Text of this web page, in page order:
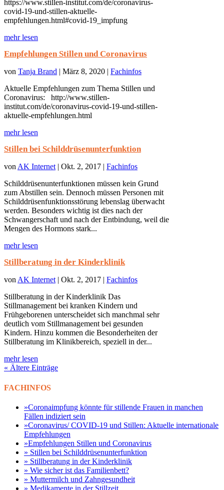
https://www.stillen-institut.com/de/coronavirus-
covid-19-und-stillen-aktuelle-
empfehlungen.html#covid-19_impfung
mehr lesen
Empfehlungen Stillen und Coronavirus
von Tanja Brand | März 8, 2020 | Fachinfos
Aktuelle Empfehlungen zum Thema Stillen und
Coronavirus: http://www.stillen-
institut.com/de/coronavirus-covid-19-und-stillen-
aktuelle-empfehlungen.html
mehr lesen
Stillen bei Schilddrüsenunterfunktion
von AK Internet | Okt. 2, 2017 | Fachinfos
Schilddrüsenunterfunktionen müssen kein Grund
zum Abstillen sein. Dennoch müssen Personen mit
Schilddrüsenfunktionsstörung lebenslag überwacht
werden. Besonders wichtig ist dies nach der
Schwangerschaft und nach der Entbindung, weil die
Mengen des Hormons stark...
mehr lesen
Stillberatung in der Kinderklinik
vonAK Internet| Okt. 2, 2017 | Fachinfos
Stillberatung in der Kinderklinik Das
Stillmanagement bei kranken Kindern und
Frühgeborenen unterscheidet sich manchmal sehr
deutlich vom Stillmanagement bei gesunden
Kindern. Hinzu kommen die Besonderheiten der
Stillberatung im Klinikbereich, speziell in der...
mehr lesen
« Ältere Einträge
FACHINFOS
»Coronaimpfung könnte für stillende Frauen in manchen
Fällen indiziert sein
»Coronavirus/ COVID-19 und Stillen: Aktuelle internationale
Empfehlungen
»Empfehlungen Stillen und Coronavirus
» Stillen bei Schilddrüsenunterfunktion
» Stillberatung in der Kinderklinik
» Wie sicher ist das Familienbett?
» Muttermilch und Zahngesundheit
» Medikamente in der Stillzeit